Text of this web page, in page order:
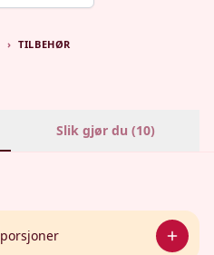
› TILBEHØR
Slik gjør du (10)
porsjoner